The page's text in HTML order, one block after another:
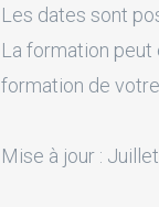
Les dates sont
La formation peut
formation de
Mise à jour :